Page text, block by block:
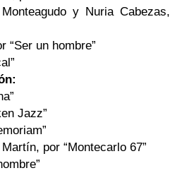
y Nuria Cabezas,
“Ser un hombre”
Jazz”
por “Montecarlo 67”